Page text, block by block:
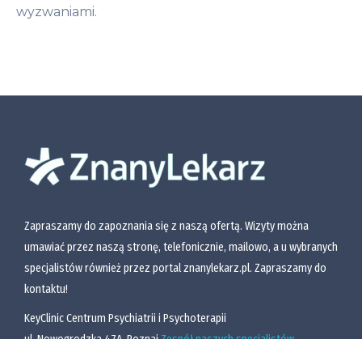
Zrozumiesz lepiej pozytywne i negatywne
efektywność, ale bez ryzyka „utonięcia” w
Porozumienie bez przemocy (NVC –
nonviolent communication)
zgodnie z zasadami NVC, aby zmniejszać
napięcia i konflikty w relacjach
Poznasz przykłady komunikatów w duchu
Wpływ ADHD na relacje (sesja solo
wyzwaniami.
Zapraszamy do zapoznania się z naszą ofertą. Wizyty można
umawiać przez naszą stronę, telefonicznie, mailowo, a u wybranych
specjalistów również przez portal znanylekarz.pl. Zapraszamy do
kontaktu!
KeyClinic Centrum Psychiatrii i Psychoterapii